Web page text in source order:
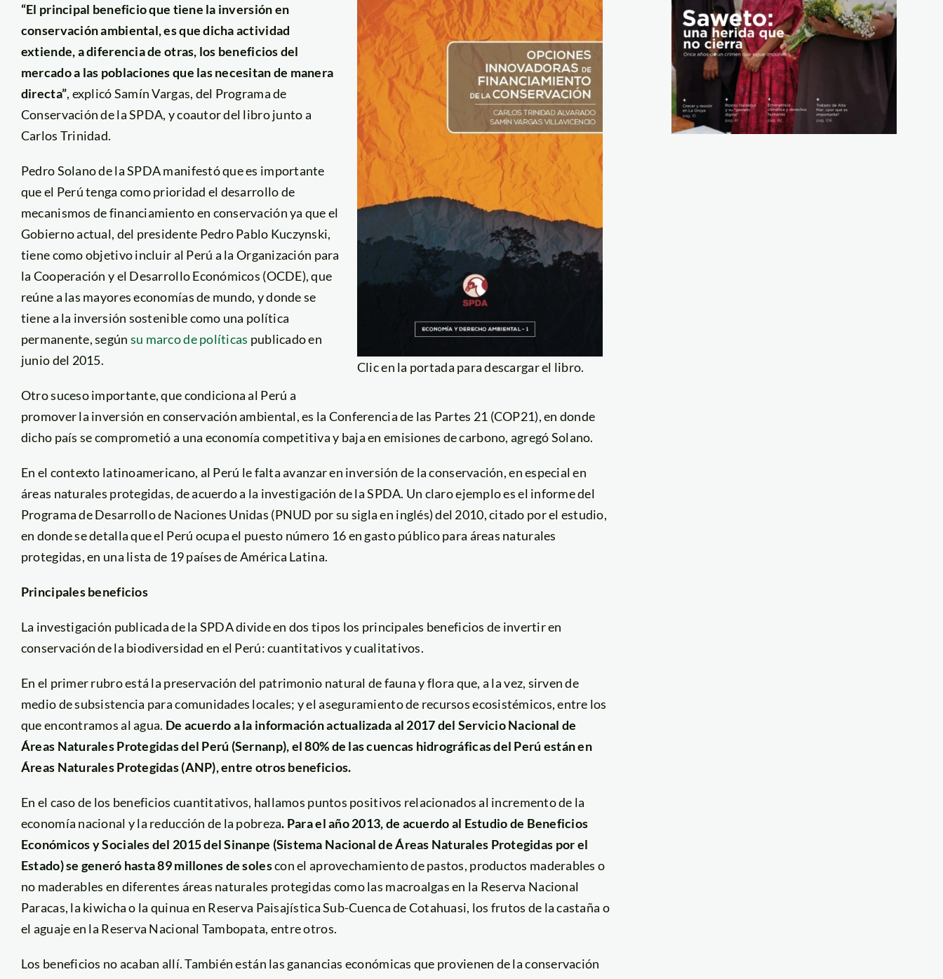
Clic en la portada para descargar el libro.
“El principal beneficio que tiene la inversión en
conservación ambiental, es que dicha actividad
extiende, a diferencia de otras, los beneficios del
mercado a las poblaciones que las necesitan de manera
directa”, explicó Samín Vargas, del Programa de
Conservación de la SPDA, y coautor del libro junto a
Carlos Trinidad.
Pedro Solano de la SPDA manifestó que es importante
que el Perú tenga como prioridad el desarrollo de
mecanismos de financiamiento en conservación ya que el
Gobierno actual, del presidente Pedro Pablo Kuczynski,
tiene como objetivo incluir al Perú a la Organización para
la Cooperación y el Desarrollo Económicos (OCDE), que
reúne a las mayores economías de mundo, y donde se
tiene a la inversión sostenible como una política
permanente, según su marco de políticas publicado en
junio del 2015.
Otro suceso importante, que condiciona al Perú a
promover la inversión en conservación ambiental, es la Conferencia de las Partes 21 (COP21), en donde
dicho país se comprometió a una economía competitiva y baja en emisiones de carbono, agregó Solano.
En el contexto latinoamericano, al Perú le falta avanzar en inversión de la conservación, en especial en
áreas naturales protegidas, de acuerdo a la investigación de la SPDA. Un claro ejemplo es el informe del
Programa de Desarrollo de Naciones Unidas (PNUD por su sigla en inglés) del 2010, citado por el estudio,
en donde se detalla que el Perú ocupa el puesto número 16 en gasto público para áreas naturales
protegidas, en una lista de 19 países de América Latina.
Principales beneficios
La investigación publicada de la SPDA divide en dos tipos los principales beneficios de invertir en
conservación de la biodiversidad en el Perú: cuantitativos y cualitativos.
En el primer rubro está la preservación del patrimonio natural de fauna y flora que, a la vez, sirven de
medio de subsistencia para comunidades locales; y el aseguramiento de recursos ecosistémicos, entre los
que encontramos al agua. De acuerdo a la información actualizada al 2017 del Servicio Nacional de
Áreas Naturales Protegidas del Perú (Sernanp), el 80% de las cuencas hidrográficas del Perú están en
Áreas Naturales Protegidas (ANP), entre otros beneficios.
En el caso de los beneficios cuantitativos, hallamos puntos positivos relacionados al incremento de la
economía nacional y la reducción de la pobreza. Para el año 2013, de acuerdo al Estudio de Beneficios
Económicos y Sociales del 2015 del Sinanpe (Sistema Nacional de Áreas Naturales Protegidas por el
Estado) se generó hasta 89 millones de solescon el aprovechamiento de pastos, productos maderables o
no maderables en diferentes áreas naturales protegidas como las macroalgas en la Reserva Nacional
Paracas, la kiwicha o la quinua en Reserva Paisajística Sub-Cuenca de Cotahuasi, los frutos de la castaña o
el aguaje en la Reserva Nacional Tambopata, entre otros.
Los beneficios no acaban allí. También están las ganancias económicas que provienen de la conservación